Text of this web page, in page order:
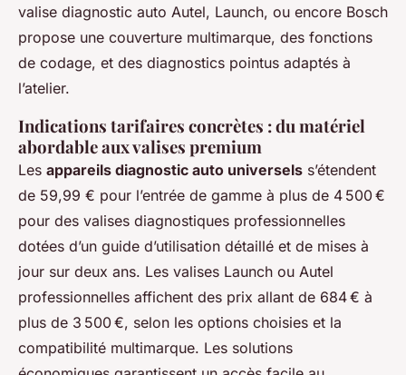
valise diagnostic auto Autel, Launch, ou encore Bosch
propose une couverture multimarque, des fonctions
de codage, et des diagnostics pointus adaptés à
l’atelier.
Indications tarifaires concrètes : du matériel
abordable aux valises premium
Les appareils diagnostic auto universels s’étendent
de 59,99 € pour l’entrée de gamme à plus de 4 500 €
pour des valises diagnostiques professionnelles
dotées d’un guide d’utilisation détaillé et de mises à
jour sur deux ans. Les valises Launch ou Autel
professionnelles affichent des prix allant de 684 € à
plus de 3 500 €, selon les options choisies et la
compatibilité multimarque. Les solutions